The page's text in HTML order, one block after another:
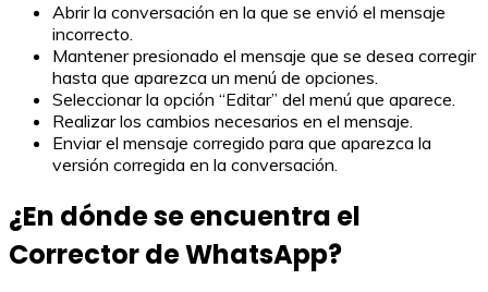
Abrir la conversación en la que se envió el mensaje
incorrecto.
Mantener presionado el mensaje que se desea corregir
hasta que aparezca un menú de opciones.
Seleccionar la opción “Editar” del menú que aparece.
Realizar los cambios necesarios en el mensaje.
Enviar el mensaje corregido para que aparezca la
versión corregida en la conversación.
¿En dónde se encuentra el
Corrector de WhatsApp?